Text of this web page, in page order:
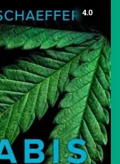
4.0